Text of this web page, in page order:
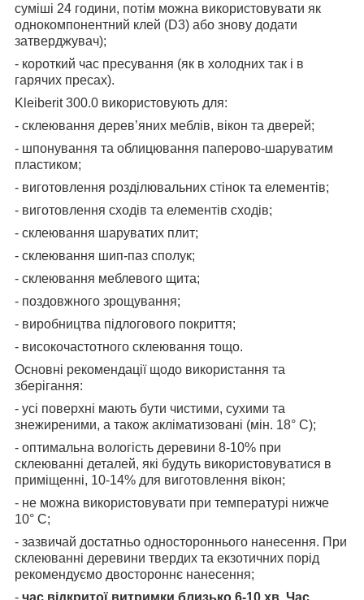
суміші 24 години, потім можна використовувати як
однокомпонентний клей (D3) або знову додати
затверджувач);
- короткий час пресування (як в холодних так і в
гарячих пресах).
Kleiberit 300.0 використовують для:
- склеювання дерев’яних меблів, вікон та дверей;
- шпонування та облицювання паперово-шаруватим
пластиком;
- виготовлення розділювальних стінок та елементів;
- виготовлення сходів та елементів сходів;
- склеювання шаруватих плит;
- склеювання шип-паз сполук;
- склеювання меблевого щита;
- поздовжного зрощування;
- виробництва підлогового покриття;
- високочастотного склеювання тощо.
Основні рекомендації щодо використання та
зберігання:
- усі поверхні мають бути чистими, сухими та
знежиреними, а також акліматизовані (мін. 18° C);
- оптимальна вологість деревини 8-10% при
склеюванні деталей, які будуть використовуватися в
приміщенні, 10-14% для виготовлення вікон;
- не можна використовувати при температурі нижче
10° С;
- зазвичай достатньо одностороннього нанесення. При
склеюванні деревини твердих та екзотичних порід
рекомендуємо двостороннє нанесення;
- час відкритої витримки близько 6-10 хв. Час